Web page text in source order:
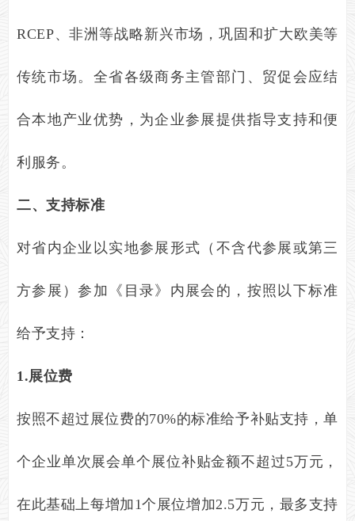
RCEP、非洲等战略新兴市场，巩固和扩大欧美等
传统市场。全省各级商务主管部门、贸促会应结
合本地产业优势，为企业参展提供指导支持和便
利服务。
二、支持标准
对省内企业以实地参展形式（不含代参展或第三
方参展）参加《目录》内展会的，按照以下标准
给予支持：
1.展位费
按照不超过展位费的70%的标准给予补贴支持，单
个企业单次展会单个展位补贴金额不超过5万元，
在此基础上每增加 1个展位增加2.5万元，最多支持